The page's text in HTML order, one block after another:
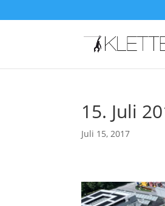
15. Juli
Juli 15, 2017